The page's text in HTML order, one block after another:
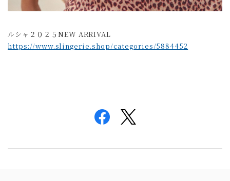
ルシャ２０２５NEW ARRIVAL
https://www.slingerie.shop/categories/5884452